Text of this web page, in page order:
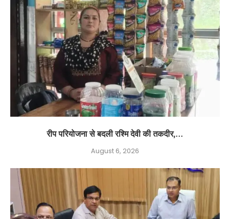
रीप परियोजना से बदली रश्मि देवी की तकदीर,...
August 6, 2026